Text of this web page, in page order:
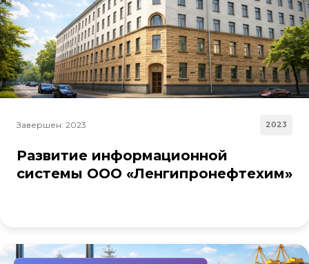
Завершен: 2023 2023
Развитие информационной
системы ООО «Ленгипронефтехим»